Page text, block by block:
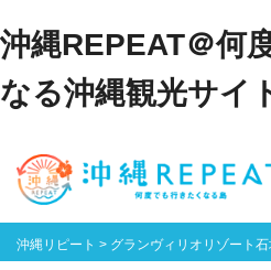
沖縄REPEAT＠何
なる沖縄観光サイ
沖縄リピート > グランヴィリオリゾート石